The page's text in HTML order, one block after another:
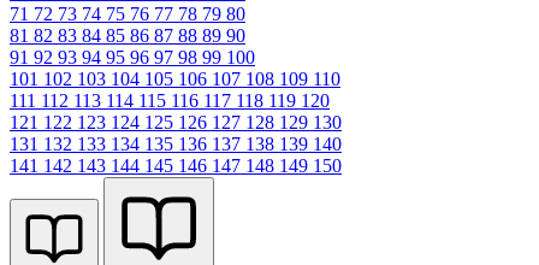
71 72 73 74 75 76 77 78 79 80
81 82 83 84 85 86 87 88 89 90
91 92 93 94 95 96 97 98 99 100
101 102 103 104 105 106 107 108 109 110
111 112 113 114 115 116 117 118 119 120
121 122 123 124 125 126 127 128 129 130
131 132 133 134 135 136 137 138 139 140
141 142 143 144 145 146 147 148 149 150